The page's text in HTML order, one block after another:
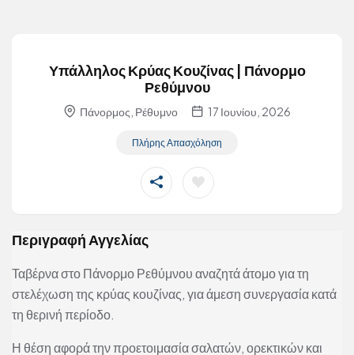
Υπάλληλος Κρύας Κουζίνας | Πάνορμο
Ρεθύμνου
Πάνορμος, Ρέθυμνο 17 Ιουνίου, 2026
Πλήρης Απασχόληση
Περιγραφή Αγγελίας
Ταβέρνα στο Πάνορμο Ρεθύμνου αναζητά άτομο για τη
στελέχωση της κρύας κουζίνας, για άμεση συνεργασία κατά
τη θερινή περίοδο.
Η θέση αφορά την προετοιμασία σαλατών, ορεκτικών και